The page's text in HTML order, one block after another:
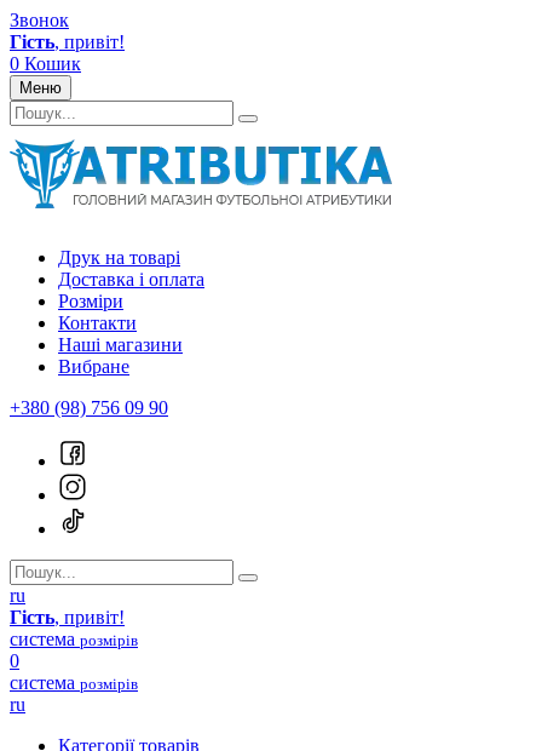
Звонок
Гість, привіт!
0 Кошик
Меню
Друк на товарі
Доставка і оплата
Розміри
Контакти
Наші магазини
Вибране
+380 (98) 756 09 90
ru
Гість, привіт!
система розмірів
0
система розмірів
ru
Категорії товарів